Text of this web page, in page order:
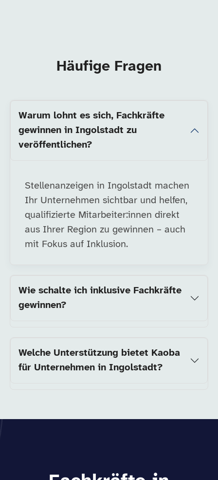
Häufige Fragen
Warum lohnt es sich, Fachkräfte
gewinnen in Ingolstadt zu
veröffentlichen?
Stellenanzeigen in Ingolstadt machen
Ihr Unternehmen sichtbar und helfen,
qualifizierte Mitarbeiter:innen direkt
aus Ihrer Region zu gewinnen – auch
mit Fokus auf Inklusion.
Wie schalte ich inklusive Fachkräfte
gewinnen?
Welche Unterstützung bietet Kaoba
für Unternehmen in Ingolstadt?